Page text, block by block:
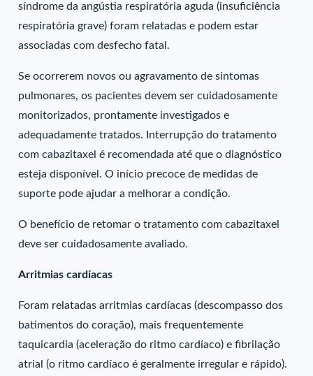
síndrome da angústia respiratória aguda (insuficiência
respiratória grave) foram relatadas e podem estar
associadas com desfecho fatal.
Se ocorrerem novos ou agravamento de sintomas
pulmonares, os pacientes devem ser cuidadosamente
monitorizados, prontamente investigados e
adequadamente tratados. Interrupção do tratamento
com cabazitaxel é recomendada até que o diagnóstico
esteja disponível. O início precoce de medidas de
suporte pode ajudar a melhorar a condição.
O benefício de retomar o tratamento com cabazitaxel
deve ser cuidadosamente avaliado.
Arritmias cardíacas
Foram relatadas arritmias cardíacas (descompasso dos
batimentos do coração), mais frequentemente
taquicardia (aceleração do ritmo cardíaco) e fibrilação
atrial (o ritmo cardíaco é geralmente irregular e rápido).